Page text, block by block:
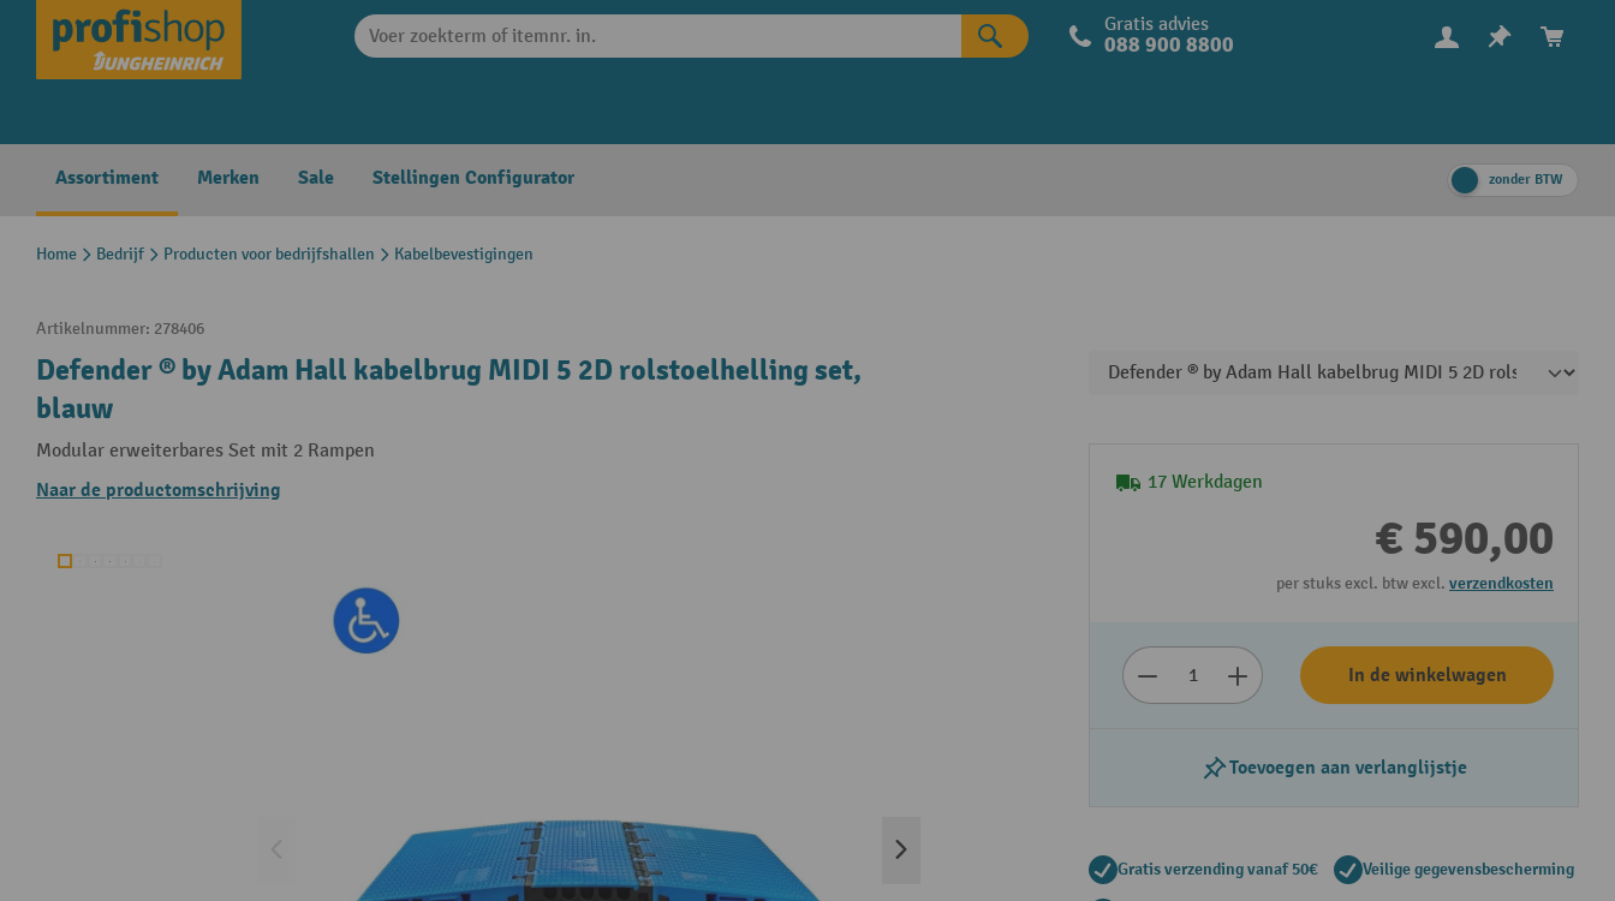
Skip to main navigation Gratis advies
088 900 8800
Assortiment Merken Sale Stellingen Configurator zonder BTW
Home Bedrijf Producten voor bedrijfshallen Kabelbevestigingen
Artikelnummer: 278406
Defender ® by Adam Hall kabelbrug MIDI 5 2D rolstoelhelling set,
blauw
Modular erweiterbares Set mit 2 Rampen
Naar de productomschrijving 17 Werkdagen
€ 590,00
per stuks excl. btw excl. verzendkosten
In de winkelwagen
Toevoegen aan verlanglijstje
Gratis verzending vanaf 50€ Veilige gegevensbescherming